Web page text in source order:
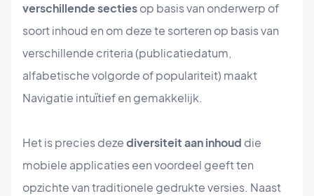
verschillende sectiesop basis van onderwerp of
soort inhoud en om deze te sorteren op basis van
verschillende criteria (publicatiedatum,
alfabetische volgorde of populariteit) maakt
Navigatie intuïtief en gemakkelijk.
Het is precies dezediversiteit aan inhoud die
mobiele applicaties een voordeel geeft ten
opzichte van traditionele gedrukte versies. Naast